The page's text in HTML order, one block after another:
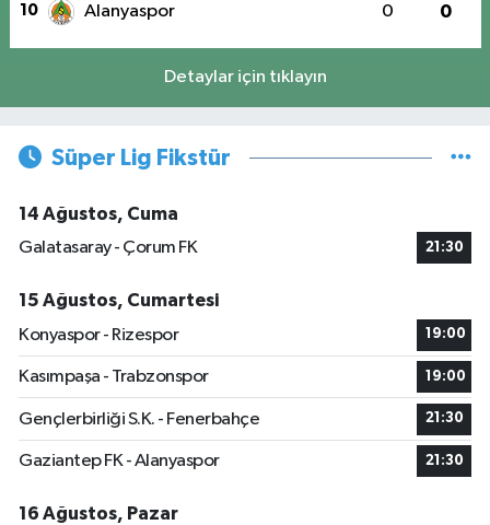
10 Alanyaspor 0 0
Detaylar için tıklayın
Süper Lig Fikstür
14 Ağustos, Cuma
Galatasaray - Çorum FK
21:30
15 Ağustos, Cumartesi
Konyaspor - Rizespor
19:00
Kasımpaşa - Trabzonspor 19:00
Gençlerbirliği S.K. - Fenerbahçe 21:30
Gaziantep FK - Alanyaspor 21:30
16 Ağustos, Pazar